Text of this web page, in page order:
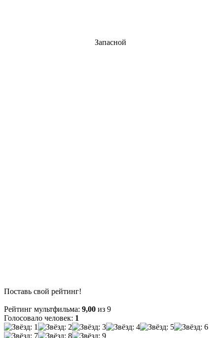
Запасной
Поставь свой рейтинг!
Рейтинг мультфильма: 9,00 из 9
Голосовало человек: 1